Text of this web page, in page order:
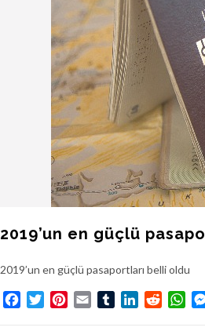
ş
a
l
2019’un en güçlü
2019’un en güçlü pasaportları belli oldu
FacebookTwitterPinterest
Email TumblrLinkedInReddit